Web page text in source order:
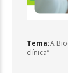
Tema:A
clínica”